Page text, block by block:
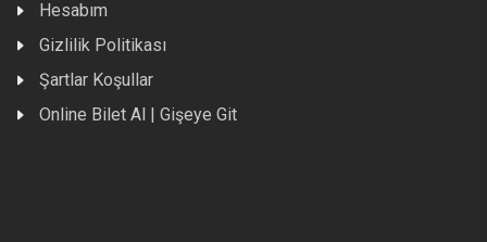
Hesabım
Gizlilik Politikası
Şartlar Koşullar
Online Bilet Al | Gişeye Git